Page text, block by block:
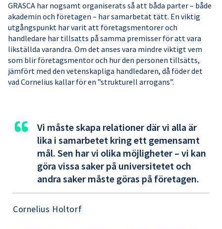
GRASCA har nogsamt organiserats så att båda parter – både
akademin och företagen – har samarbetat tätt. En viktig
utgångspunkt har varit att företagsmentorer och
handledare har tillsatts på samma premisser för att vara
likställda varandra. Om det anses vara mindre viktigt vem
som blir företagsmentor och hur den personen tillsätts,
jämfört med den vetenskapliga handledaren, då föder det
vad Cornelius kallar för en ”strukturell arrogans”.
“
Vi måste skapa relationer där vi alla är
lika i samarbetet kring ett gemensamt
mål. Sen har vi olika möjligheter – vi kan
göra vissa saker på universitetet och
andra saker måste göras på företagen.
Cornelius Holtorf